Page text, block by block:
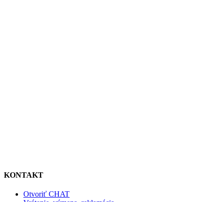
KONTAKT
Otvoriť CHAT